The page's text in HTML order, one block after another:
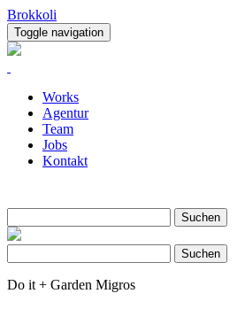
Brokkoli
Toggle navigation
Works
Agentur
Team
Jobs
Kontakt
Suchen
Suchen
Do it + Garden Migros